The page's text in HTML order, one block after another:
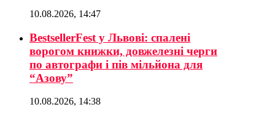
10.08.2026, 14:47
BestsellerFest у Львові: спалені
ворогом книжки, довжелезні черги
по автографи і пів мільйона для
“Азову”
10.08.2026, 14:38